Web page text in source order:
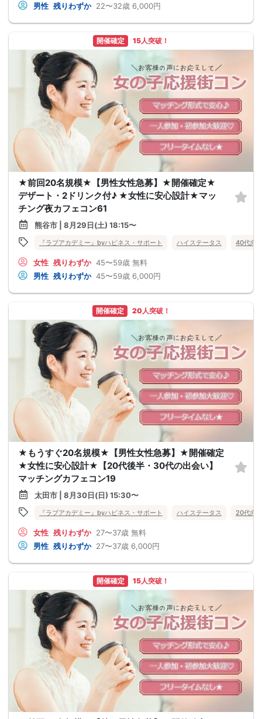
男性 残りわずか 22〜32歳 6,000円
開催確定 15人突破！
★前回20名規模★【男性女性急募】★開催確定★
デザート・2ドリンク付♪ ★女性に安心設計★マッ
チング夜カフェコン61
熊谷市 | 8月29日(土) 18:15〜
『ラブアカデミー』byハピネス・サポート ハイステータス 40代向
女性 残りわずか 45〜59歳 無料
男性 残りわずか 45〜59歳 6,000円
開催確定 20人突破！
★もうすぐ20名規模★【男性女性急募】★開催確定
★女性に安心設計★【20代後半・30代の出会い】
マッチングカフェコン19
太田市 | 8月30日(日) 15:30〜
『ラブアカデミー』byハピネス・サポート ハイステータス 20代向
女性 残りわずか 27〜37歳 無料
男性 残りわずか 27〜37歳 6,000円
開催確定 15人突破！